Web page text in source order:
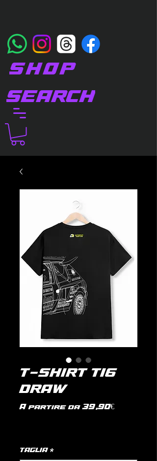
SHOP
SEARCH
T-SHIRT T16
DRAW
A partire da39,90€Prezzo
TAGLIA *